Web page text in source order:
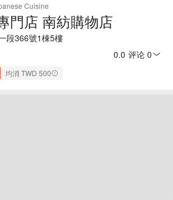
Cuisine
門店 南紡購物店
段366號1棟5樓
0.0 评论 0
均消 TWD 500